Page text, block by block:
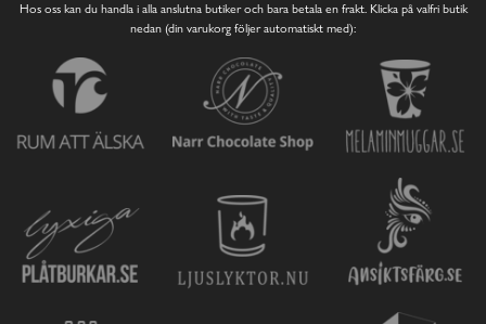
Hos oss kan du handla i alla anslutna butiker och bara betala en frakt. Klicka på valfri butik
nedan (din varukorg följer automatiskt med):